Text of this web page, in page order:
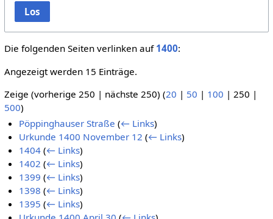
Los
Die folgenden Seiten verlinken auf 1400:
Angezeigt werden 15 Einträge.
Zeige (vorherige 250 | nächste 250) (20 | 50 | 100 | 250 |
500)
Pöppinghauser Straße (← Links)
Urkunde 1400 November 12 (← Links)
1404 (← Links)
1402 (← Links)
1399 (← Links)
1398 (← Links)
1395 (← Links)